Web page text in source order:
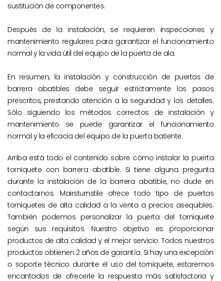
sustitución de componentes.
Después de la instalación, se requieren inspecciones y
mantenimiento regulares para garantizar el funcionamiento
normal y la vida útil del equipo de la puerta de ala.
En resumen, la instalación y construcción de puertas de
barrera abatibles debe seguir estrictamente los pasos
prescritos, prestando atención a la seguridad y los detalles.
Sólo siguiendo los métodos correctos de instalación y
mantenimiento se puede garantizar el funcionamiento
normal y la eficacia del equipo de la puerta batiente.
Arriba está todo el contenido sobre cómo instalar la puerta
torniquete con barrera abatible. Si tiene alguna pregunta
durante la instalación de la barrera abatible, no dude en
contactarnos. Mairsturnstile ofrece todo tipo de puertas
torniquetes de alta calidad a la venta a precios asequibles.
También podemos personalizar la puerta del torniquete
según sus requisitos. Nuestro objetivo es proporcionar
productos de alta calidad y el mejor servicio. Todos nuestros
productos obtienen 2 años de garantía. Si hay una excepción
o soporte técnico durante el uso del torniquete, estaremos
encantados de ofrecerle la respuesta más satisfactoria y